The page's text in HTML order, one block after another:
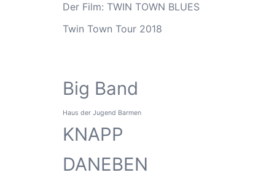
Der Film: TWIN TOWN BLUES
Twin Town Tour 2018
Big Band
Haus der Jugend Barmen
KNAPP
DANEBEN